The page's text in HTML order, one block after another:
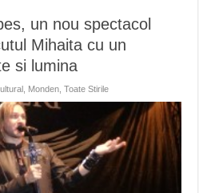
un nou spectacol
Mihaita cu un
si lumina
Monden ,Toate Stirile